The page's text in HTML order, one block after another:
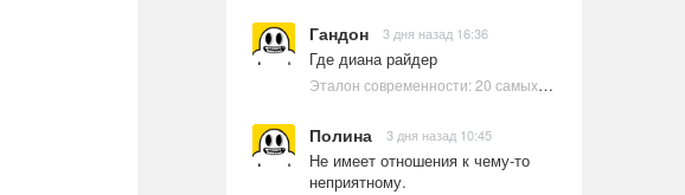
Гандон 3 дня назад 16:36
Где диана райдер
Эталон современности: 20 самых красивых и привлекательных актрис Голливуда, по мнению Google | Ультрамарин
Полина 3 дня назад 10:45
Не имеет отношения к чему-то
неприятному.